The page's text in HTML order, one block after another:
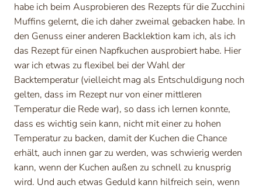
habe ich beim Ausprobieren des Rezepts für die Zucchini
Muffins gelernt, die ich daher zweimal gebacken habe. In
den Genuss einer anderen Backlektion kam ich, als ich
das Rezept für einen Napfkuchen ausprobiert habe. Hier
war ich etwas zu flexibel bei der Wahl der
Backtemperatur (vielleicht mag als Entschuldigung noch
gelten, dass im Rezept nur von einer mittleren
Temperatur die Rede war), so dass ich lernen konnte,
dass es wichtig sein kann, nicht mit einer zu hohen
Temperatur zu backen, damit der Kuchen die Chance
erhält, auch innen gar zu werden, was schwierig werden
kann, wenn der Kuchen außen zu schnell zu knusprig
wird. Und auch etwas Geduld kann hilfreich sein, wenn